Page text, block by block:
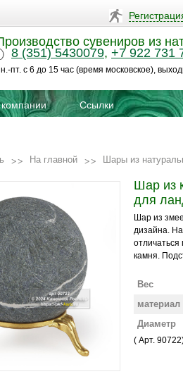
сувениров из
8 (351) 5430079, +7 922 731
пт. с 6 до 15 час (время московское),
Ссылки
На главной Шары из
Шар из
для
Шар из
дизайна.
отличаться
камня.
Вес
материал
Диаметр
( Арт. 90722